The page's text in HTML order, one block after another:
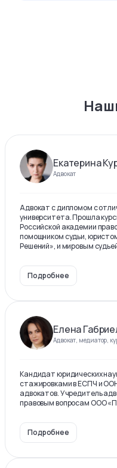
Екатерина
Адвокат
Адвокат с дипломом с
университета. Прошла
Российской академии
помощником судьи,
Решений», и мировым
Подробнее
Елена
Адвокат, медиатор,
Кандидат юридических
стажировками в ЕСПЧ и
адвокатов. Учредитель
правовым вопросам ООО
Подробнее